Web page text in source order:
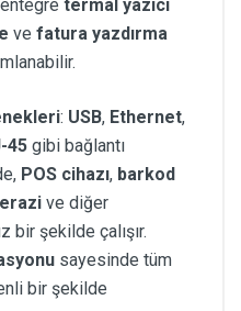
termal yazıcı
ve fatura yazdırma
: USB, Ethernet,
45 gibi bağlantı
POS cihazı, barkod
ve diğer
bir şekilde çalışır.
sayesinde tüm
bir şekilde